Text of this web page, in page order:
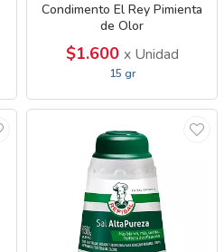
Condimento El Rey Pimienta
de Olor
$1.600 x Unidad
15 gr